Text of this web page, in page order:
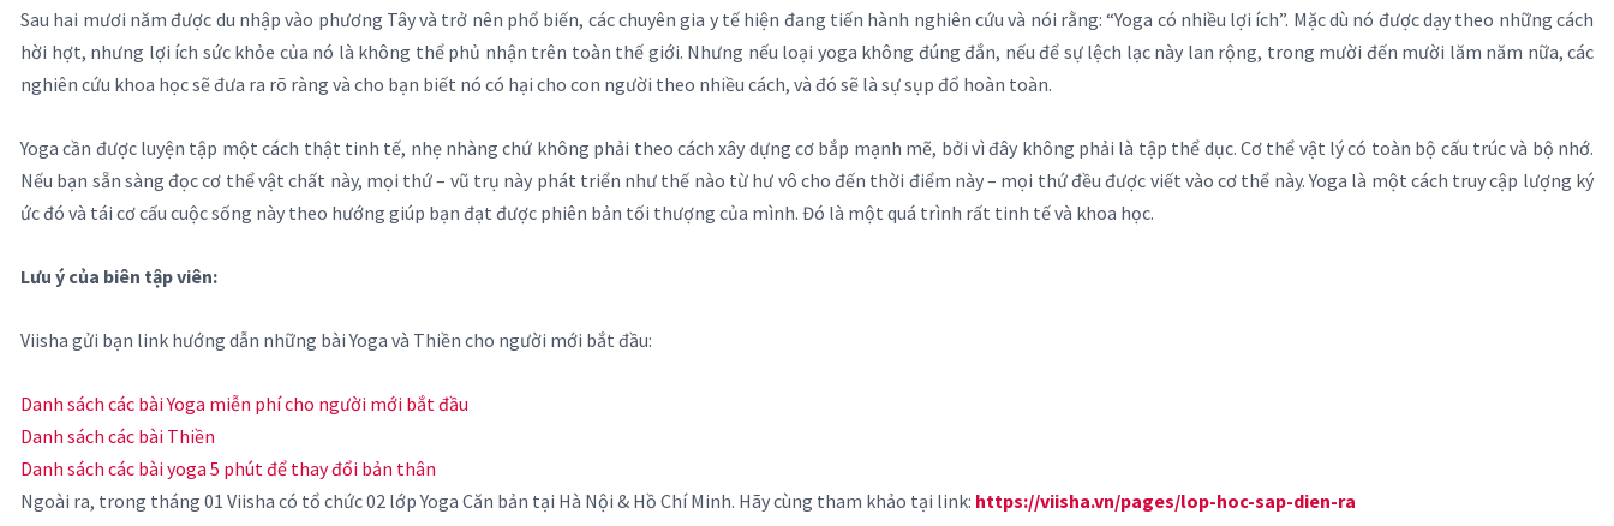
Sau hai mươi năm được du nhập vào phương Tây và trở nên phổ biến, các chuyên gia y tế hiện đang tiến hành nghiên cứu và nói rằng: “Yoga có nhiều lợi ích”. Mặc dù nó được dạy theo những cách
hời hợt, nhưng lợi ích sức khỏe của nó là không thể phủ nhận trên toàn thế giới. Nhưng nếu loại yoga không đúng đắn, nếu để sự lệch lạc này lan rộng, trong mười đến mười lăm năm nữa, các
nghiên cứu khoa học sẽ đưa ra rõ ràng và cho bạn biết nó có hại cho con người theo nhiều cách, và đó sẽ là sự sụp đổ hoàn toàn.
Yoga cần được luyện tập một cách thật tinh tế, nhẹ nhàng chứ không phải theo cách xây dựng cơ bắp mạnh mẽ, bởi vì đây không phải là tập thể dục. Cơ thể vật lý có toàn bộ cấu trúc và bộ nhớ.
Nếu bạn sẵn sàng đọc cơ thể vật chất này, mọi thứ – vũ trụ này phát triển như thế nào từ hư vô cho đến thời điểm này – mọi thứ đều được viết vào cơ thể này. Yoga là một cách truy cập lượng ký
ức đó và tái cơ cấu cuộc sống này theo hướng giúp bạn đạt được phiên bản tối thượng của mình. Đó là một quá trình rất tinh tế và khoa học.
Lưu ý của biên tập viên:
Viisha gửi bạn link hướng dẫn những bài Yoga và Thiền cho người mới bắt đầu:
Danh sách các bài Yoga miễn phí cho người mới bắt đầu
Danh sách các bài Thiền
Danh sách các bài yoga 5 phút để thay đổi bản thân
Ngoài ra, trong tháng 01 Viisha có tổ chức 02 lớp Yoga Căn bản tại Hà Nội & Hồ Chí Minh. Hãy cùng tham khảo tại link: https://viisha.vn/pages/lop-hoc-sap-dien-ra